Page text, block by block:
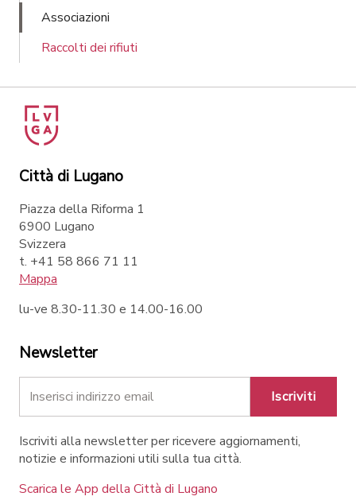
Associazioni
Raccolti dei rifiuti
Città di Lugano
Piazza della Riforma 1
6900 Lugano
Svizzera
t. +41 58 866 71 11
Mappa
lu-ve 8.30-11.30 e 14.00-16.00
Newsletter
Iscriviti
Iscriviti alla newsletter per ricevere aggiornamenti,
notizie e informazioni utili sulla tua città.
Scarica le App della Città di Lugano